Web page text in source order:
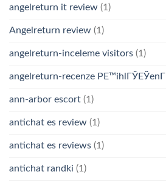
angelreturn it review (1)
Angelreturn review (1)
angelreturn-inceleme visitors (1)
angelreturn-recenze PЕ™ihlГЎЕЎenГ­
ann-arbor escort (1)
antichat es review (1)
antichat es reviews (1)
antichat randki (1)